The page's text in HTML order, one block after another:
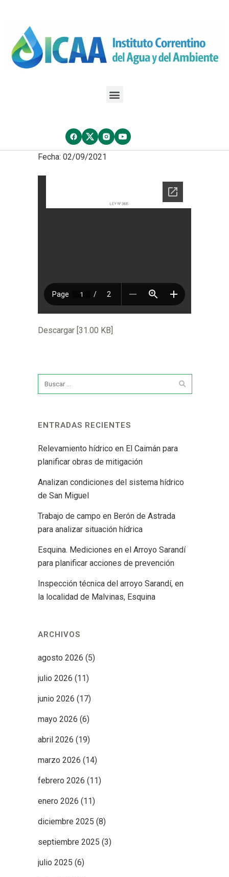
Fecha: 02/09/2021
Descargar [31.00 KB]
ENTRADAS RECIENTES
Relevamiento hídrico en El Caimán para
planificar obras de mitigación
Analizan condiciones del sistema hídrico
de San Miguel
Trabajo de campo en Berón de Astrada
para analizar situación hídrica
Esquina. Mediciones en el Arroyo Sarandí
para planificar acciones de prevención
Inspección técnica del arroyo Sarandí, en
la localidad de Malvinas, Esquina
ARCHIVOS
agosto 2026 (5)
julio 2026 (11)
junio 2026 (17)
mayo 2026 (6)
abril 2026 (19)
marzo 2026 (14)
febrero 2026 (11)
enero 2026 (11)
diciembre 2025 (8)
septiembre 2025 (3)
julio 2025 (6)